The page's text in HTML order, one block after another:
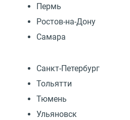
Пермь
Ростов-на-Дону
Самара
Санкт-Петербург
Тольятти
Тюмень
Ульяновск